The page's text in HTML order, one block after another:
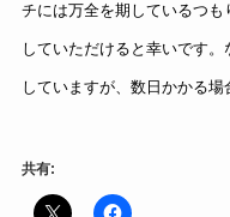
チには万全を期しているつ
していただけると幸いです
していますが、数日かかる場
共有: